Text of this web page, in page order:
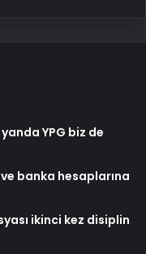
YPG biz de
ve banka hesaplarına
ikinci kez disiplin